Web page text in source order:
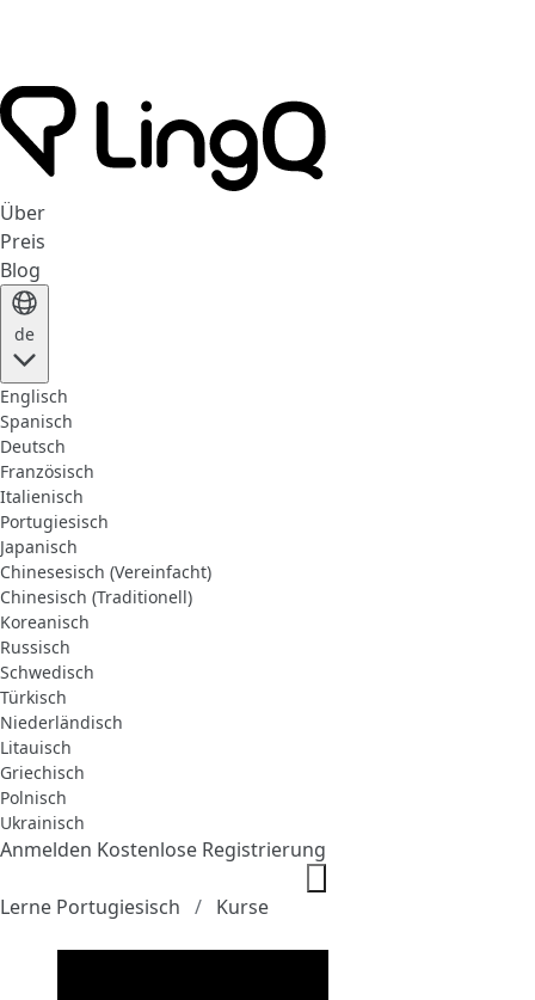
Über
Preis
Blog
de
Englisch
Spanisch
Deutsch
Französisch
Italienisch
Portugiesisch
Japanisch
Chinesesisch (Vereinfacht)
Chinesisch (Traditionell)
Koreanisch
Russisch
Schwedisch
Türkisch
Niederländisch
Litauisch
Griechisch
Polnisch
Ukrainisch
Anmelden Kostenlose Registrierung
Lerne Portugiesisch Kurse